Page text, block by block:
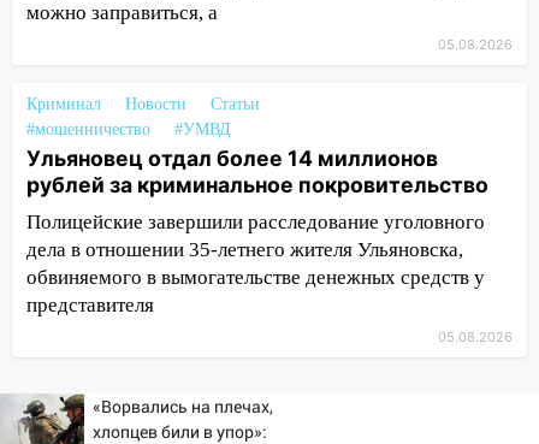
10:27
Где есть бензин в Ульяновске
объявлена ракетная опасность
10:00 В Старомайнском районе утонул
51-летний мужчина
09:50 В Ульяновске черный коршун
застрял в тепловозе
09:44 Ульяновские спасатели помогли
08:21
В Заволжском районе украли два
велосипеда
можно заправиться, а
05.08.2026
Криминал Новости
Статьи
#мошенничество
#УМВД
Ульяновец отдал более 14 миллионов
рублей за криминальное покровительство
Полицейские завершили расследование уголовного
дела в отношении 35-летнего жителя Ульяновска,
обвиняемого в вымогательстве денежных средств у
представителя
05.08.2026
«Ворвались на плечах,
хлопцев били в упор»: